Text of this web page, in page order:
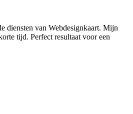
diensten van Webdesignkaart. Mijn
tijd. Perfect resultaat voor een